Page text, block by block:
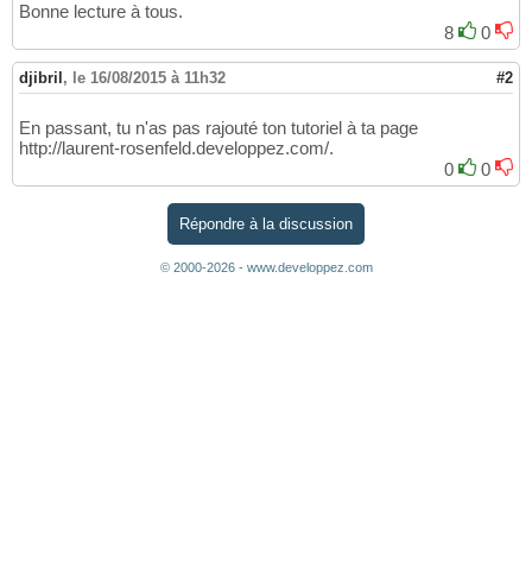
Bonne lecture à tous.
8
0
djibril , le 16/08/2015 à 11h32 #2
En passant, tu n'as pas rajouté ton tutoriel à ta page
http://laurent-rosenfeld.developpez.com/.
0
0
Répondre à la discussion
© 2000-2026 - www.developpez.com